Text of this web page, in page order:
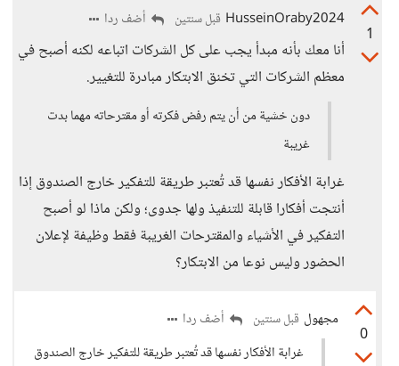
1
HusseinOraby2024 قبل سنتين أضف ردا
أنا معك بأنه مبدأ يجب على كل الشركات اتباعه لكنه أصبح في
معظم الشركات التي تخنق الابتكار مبادرة للتغيير.
دون خشية من أن يتم رفض فكرته أو مقترحاته مهما بدت
غريبة
غرابة الأفكار نفسها قد تُعتبر طريقة للتفكير خارج الصندوق إذا
أنتجت أفكارا قابلة للتنفيذ ولها جدوى؛ ولكن ماذا لو أصبح
التفكير في الأشياء والمقترحات الغريبة فقط وظيفة لإعلان
الحضور وليس نوعا من الابتكار؟
0
مجهول قبل سنتين
أضف ردا
غرابة الأفكار نفسها قد تُعتبر طريقة للتفكير خارج الصندوق